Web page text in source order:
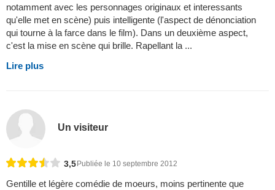
notamment avec les personnages originaux et interessants
qu'elle met en scène) puis intelligente (l'aspect de dénonciation
qui tourne à la farce dans le film). Dans un deuxième aspect,
c'est la mise en scène qui brille. Rapellant la ...
Lire plus
Un visiteur
3,5Publiée le 10 septembre 2012
Gentille et légère comédie de moeurs, moins pertinente que